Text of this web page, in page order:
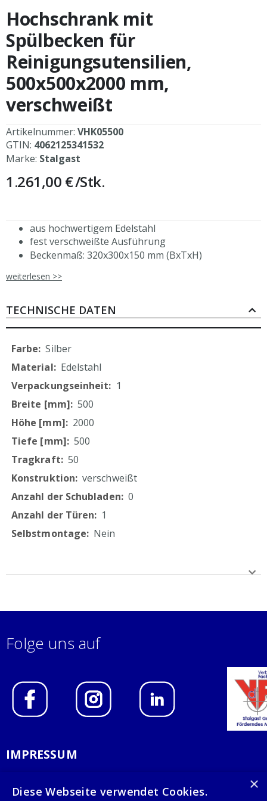
Anfang
der
Bildergalerie
springen
Hochschrank mit
Spülbecken für
Reinigungsutensilien,
500x500x2000 mm,
verschweißt
Artikelnummer: VHK05500
GTIN: 4062125341532
Marke: Stalgast
1.261,00 €/Stk.
aus hochwertigem Edelstahl
fest verschweißte Ausführung
Beckenmaß: 320x300x150 mm (BxTxH)
doppelwandige Flügeltür mit durchgehender
Magnetschließer
höhenverstellbare Füße (+25 mm bis -5 mm)
Materialstärke 1,2 mm
inkl. 1 höhenverstellbarem Einlegeboden,
Tragkraft 70 kg/m
Luftschlitze
aus eigener, ressourcenschonender Produktion
weiterlesen >>
TECHNISCHE DATEN
Mehr
Informationen
Silber
Edelstahl
1
500
2000
500
50
verschweißt
0
1
Nein
Folge uns auf
IMPRESSUM
×
Diese Webseite verwendet Cookies.